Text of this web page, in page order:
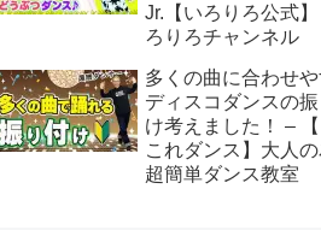
Jr.【いろりろ公式
ろりろチャンネル
多くの曲に合わせ
ディスコダンスの
け考えました！ –
これダンス】大人
超簡単ダンス教室